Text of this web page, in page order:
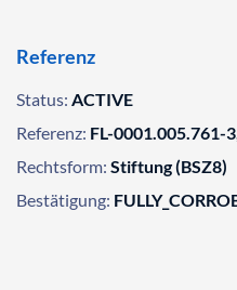
Referenz
Status: ACTIVE
Referenz: FL-0001.005.761-
Rechtsform: Stiftung (BSZ8)
Bestätigung: